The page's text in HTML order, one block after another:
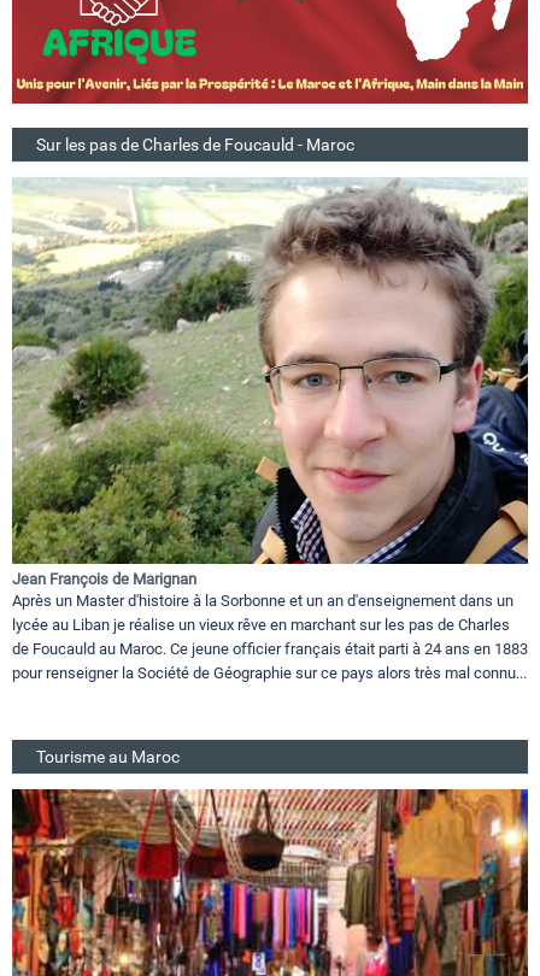
Sur les pas de Charles de Foucauld - Maroc
Jean François de Marignan
Après un Master d'histoire à la Sorbonne et un an d'enseignement dans un
lycée au Liban je réalise un vieux rêve en marchant sur les pas de Charles
de Foucauld au Maroc. Ce jeune officier français était parti à 24 ans en 1883
pour renseigner la Société de Géographie sur ce pays alors très mal connu...
Tourisme au Maroc